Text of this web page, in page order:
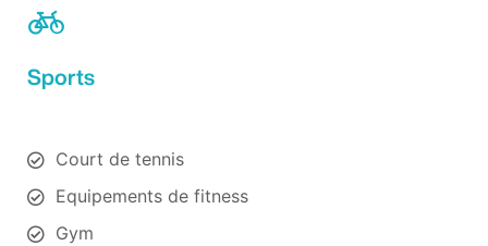
Sports
Court de tennis
Equipements de fitness
Gym